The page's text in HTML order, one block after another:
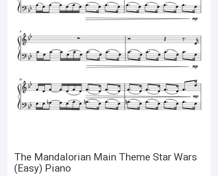
The Mandalorian Main Theme Star Wars
(Easy) Piano